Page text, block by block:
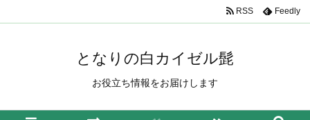
となりの白カイゼル髭
お役立ち情報をお届けします
RSS Feedly